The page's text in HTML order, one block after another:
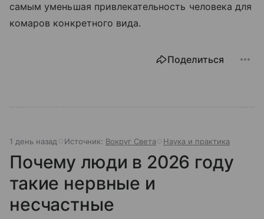
самым уменьшая привлекательность человека для
комаров конкретного вида.
Поделиться
1 день назад Источник: Вокруг Света Наука и практика
Почему люди в 2026 году
такие нервные и
несчастные